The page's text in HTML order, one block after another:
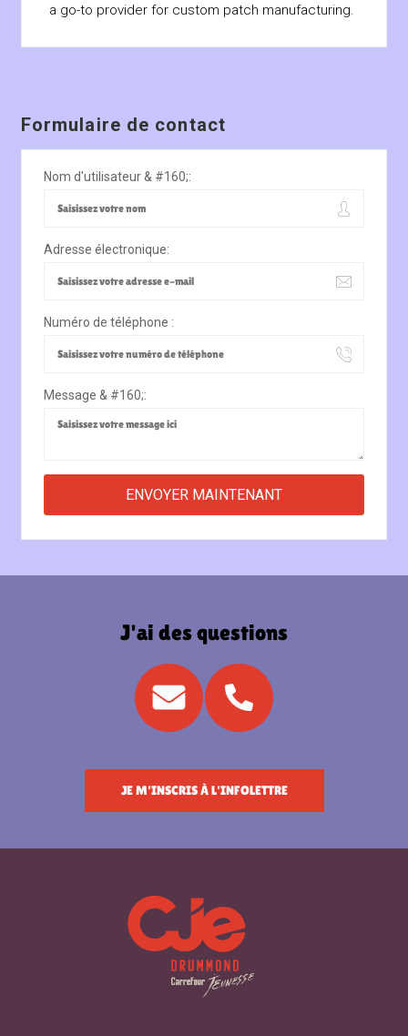
a go-to provider for custom patch manufacturing.
Formulaire de contact
Nom d'utilisateur & #160;:
Adresse électronique:
Numéro de téléphone :
Message & #160;:
J'ai des questions
JE M'INSCRIS À L'INFOLETTRE